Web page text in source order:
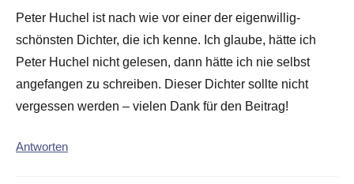
Peter Huchel ist nach wie vor einer der eigenwillig-
schönsten Dichter, die ich kenne. Ich glaube, hätte ich
Peter Huchel nicht gelesen, dann hätte ich nie selbst
angefangen zu schreiben. Dieser Dichter sollte nicht
vergessen werden – vielen Dank für den Beitrag!
Antworten